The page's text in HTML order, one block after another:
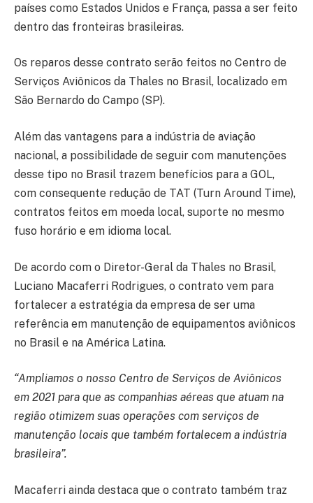
países como Estados Unidos e França, passa a ser feito
dentro das fronteiras brasileiras.
Os reparos desse contrato serão feitos no Centro de
Serviços Aviônicos da Thales no Brasil, localizado em
São Bernardo do Campo (SP).
Além das vantagens para a indústria de aviação
nacional, a possibilidade de seguir com manutenções
desse tipo no Brasil trazem benefícios para a GOL,
com consequente redução de TAT (Turn Around Time),
contratos feitos em moeda local, suporte no mesmo
fuso horário e em idioma local.
De acordo com o Diretor-Geral da Thales no Brasil,
Luciano Macaferri Rodrigues, o contrato vem para
fortalecer a estratégia da empresa de ser uma
referência em manutenção de equipamentos aviônicos
no Brasil e na América Latina.
“Ampliamos o nosso Centro de Serviços de Aviônicos
em 2021 para que as companhias aéreas que atuam na
região otimizem suas operações com serviços de
manutenção locais que também fortalecem a indústria
brasileira”.
Macaferri ainda destaca que o contrato também traz